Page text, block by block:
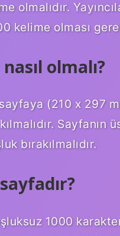
olmalıdır.
kelime olması
olmalı?
(210 x 297
Sayfanın
bırakılmalıdır.
1000